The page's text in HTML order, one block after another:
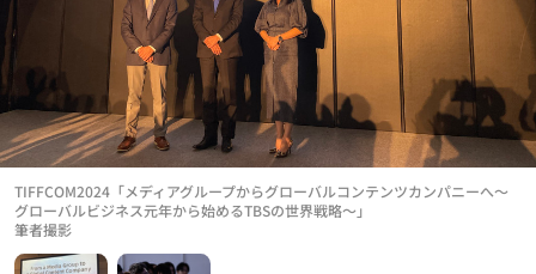
筆者撮影
TIFFCOM2024「メディアグループからグローバルコンテンツカンパニーへ～
グローバルビジネス元年から始めるTBSの世界戦略～」